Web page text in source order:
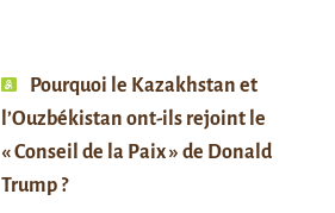
Pourquoi le Kazakhstan et
l’Ouzbékistan ont-ils rejoint le
« Conseil de la Paix » de Donald
Trump ?